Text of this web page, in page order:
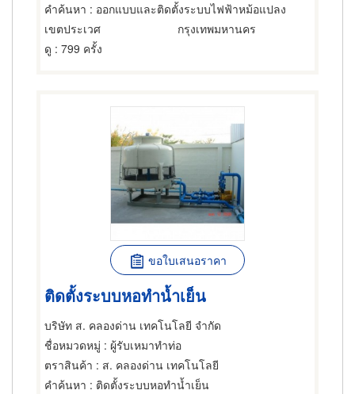
คำค้นหา : ออกแบบและติดตั้งระบบไฟฟ้าหม้อแปลง
เขตประเวศ
กรุงเทพมหานคร
ดู : 799 ครั้ง
ขอใบเสนอราคา
ติดตั้งระบบหอทำน้ำเย็น
บริษัท ส. คลองด่าน เทคโนโลยี จำกัด
ชื่อหมวดหมู่ : ผู้รับเหมาทำท่อ
ตราสินค้า : ส. คลองด่าน เทคโนโลยี
คำค้นหา : ติดตั้งระบบหอทำน้ำเย็น